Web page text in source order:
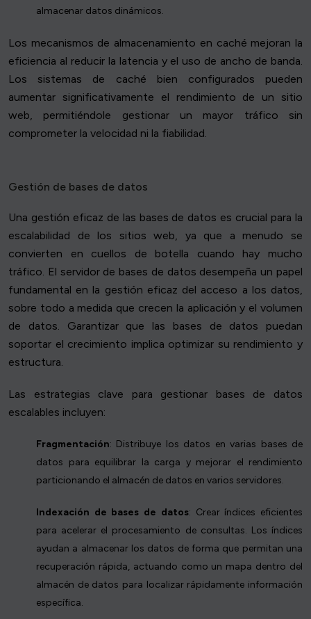
almacenar datos dinámicos.
Los mecanismos de almacenamiento en caché mejoran la
eficiencia al reducir la latencia y el uso de ancho de banda.
Los sistemas de caché bien configurados pueden
aumentar significativamente el rendimiento de un sitio
web, permitiéndole gestionar un mayor tráfico sin
comprometer la velocidad ni la fiabilidad.
Gestión de bases de datos
Una gestión eficaz de las bases de datos es crucial para la
escalabilidad de los sitios web, ya que a menudo se
convierten en cuellos de botella cuando hay mucho
tráfico. El servidor de bases de datos desempeña un papel
fundamental en la gestión eficaz del acceso a los datos,
sobre todo a medida que crecen la aplicación y el volumen
de datos. Garantizar que las bases de datos puedan
soportar el crecimiento implica optimizar su rendimiento y
estructura.
Las estrategias clave para gestionar bases de datos
escalables incluyen:
Fragmentación: Distribuye los datos en varias bases de
datos para equilibrar la carga y mejorar el rendimiento
particionando el almacén de datos en varios servidores.
Indexación de bases de datos: Crear índices eficientes
para acelerar el procesamiento de consultas. Los índices
ayudan a almacenar los datos de forma que permitan una
recuperación rápida, actuando como un mapa dentro del
almacén de datos para localizar rápidamente información
específica.